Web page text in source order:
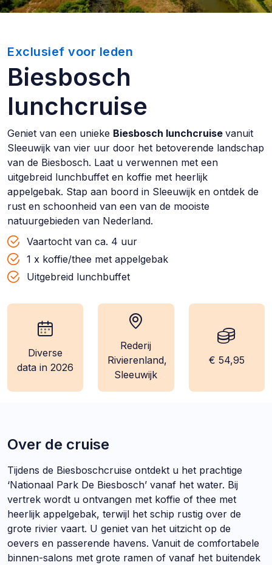
Exclusief voor leden
Biesbosch
lunchcruise
Geniet van een unieke Biesbosch lunchcruise vanuit
Sleeuwijk van vier uur door het betoverende landschap
van de Biesbosch. Laat u verwennen met een
uitgebreid lunchbuffet en koffie met heerlijk
appelgebak. Stap aan boord in Sleeuwijk en ontdek de
rust en schoonheid van een van de mooiste
natuurgebieden van Nederland.
Vaartocht van ca. 4 uur
1 x koffie/thee met appelgebak
Uitgebreid lunchbuffet
wanneer:
Diverse
data in 2026
locatie:
Rederij
Rivierenland,
Sleeuwijk
kosten:
€ 54,95
Over de cruise
Tijdens de Biesboschcruise ontdekt u het prachtige
‘Nationaal Park De Biesbosch’ vanaf het water. Bij
vertrek wordt u ontvangen met koffie of thee met
heerlijk appelgebak, terwijl het schip rustig over de
grote rivier vaart. U geniet van het uitzicht op de
oevers en passerende havens. Vanuit de comfortabele
binnen-salons met grote ramen of vanaf het buitendek